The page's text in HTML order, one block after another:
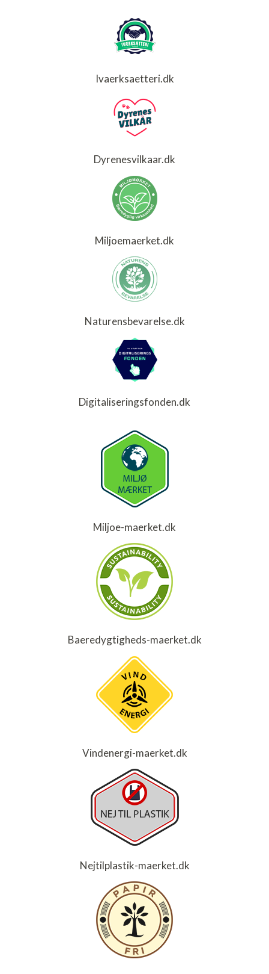
Ivaerksaetteri.dk
Dyrenesvilkaar.dk
Miljoemaerket.dk
Naturensbevarelse.dk
Digitaliseringsfonden.dk
Miljoe-maerket.dk
Baeredygtigheds-maerket.dk
Vindenergi-maerket.dk
Nejtilplastik-maerket.dk